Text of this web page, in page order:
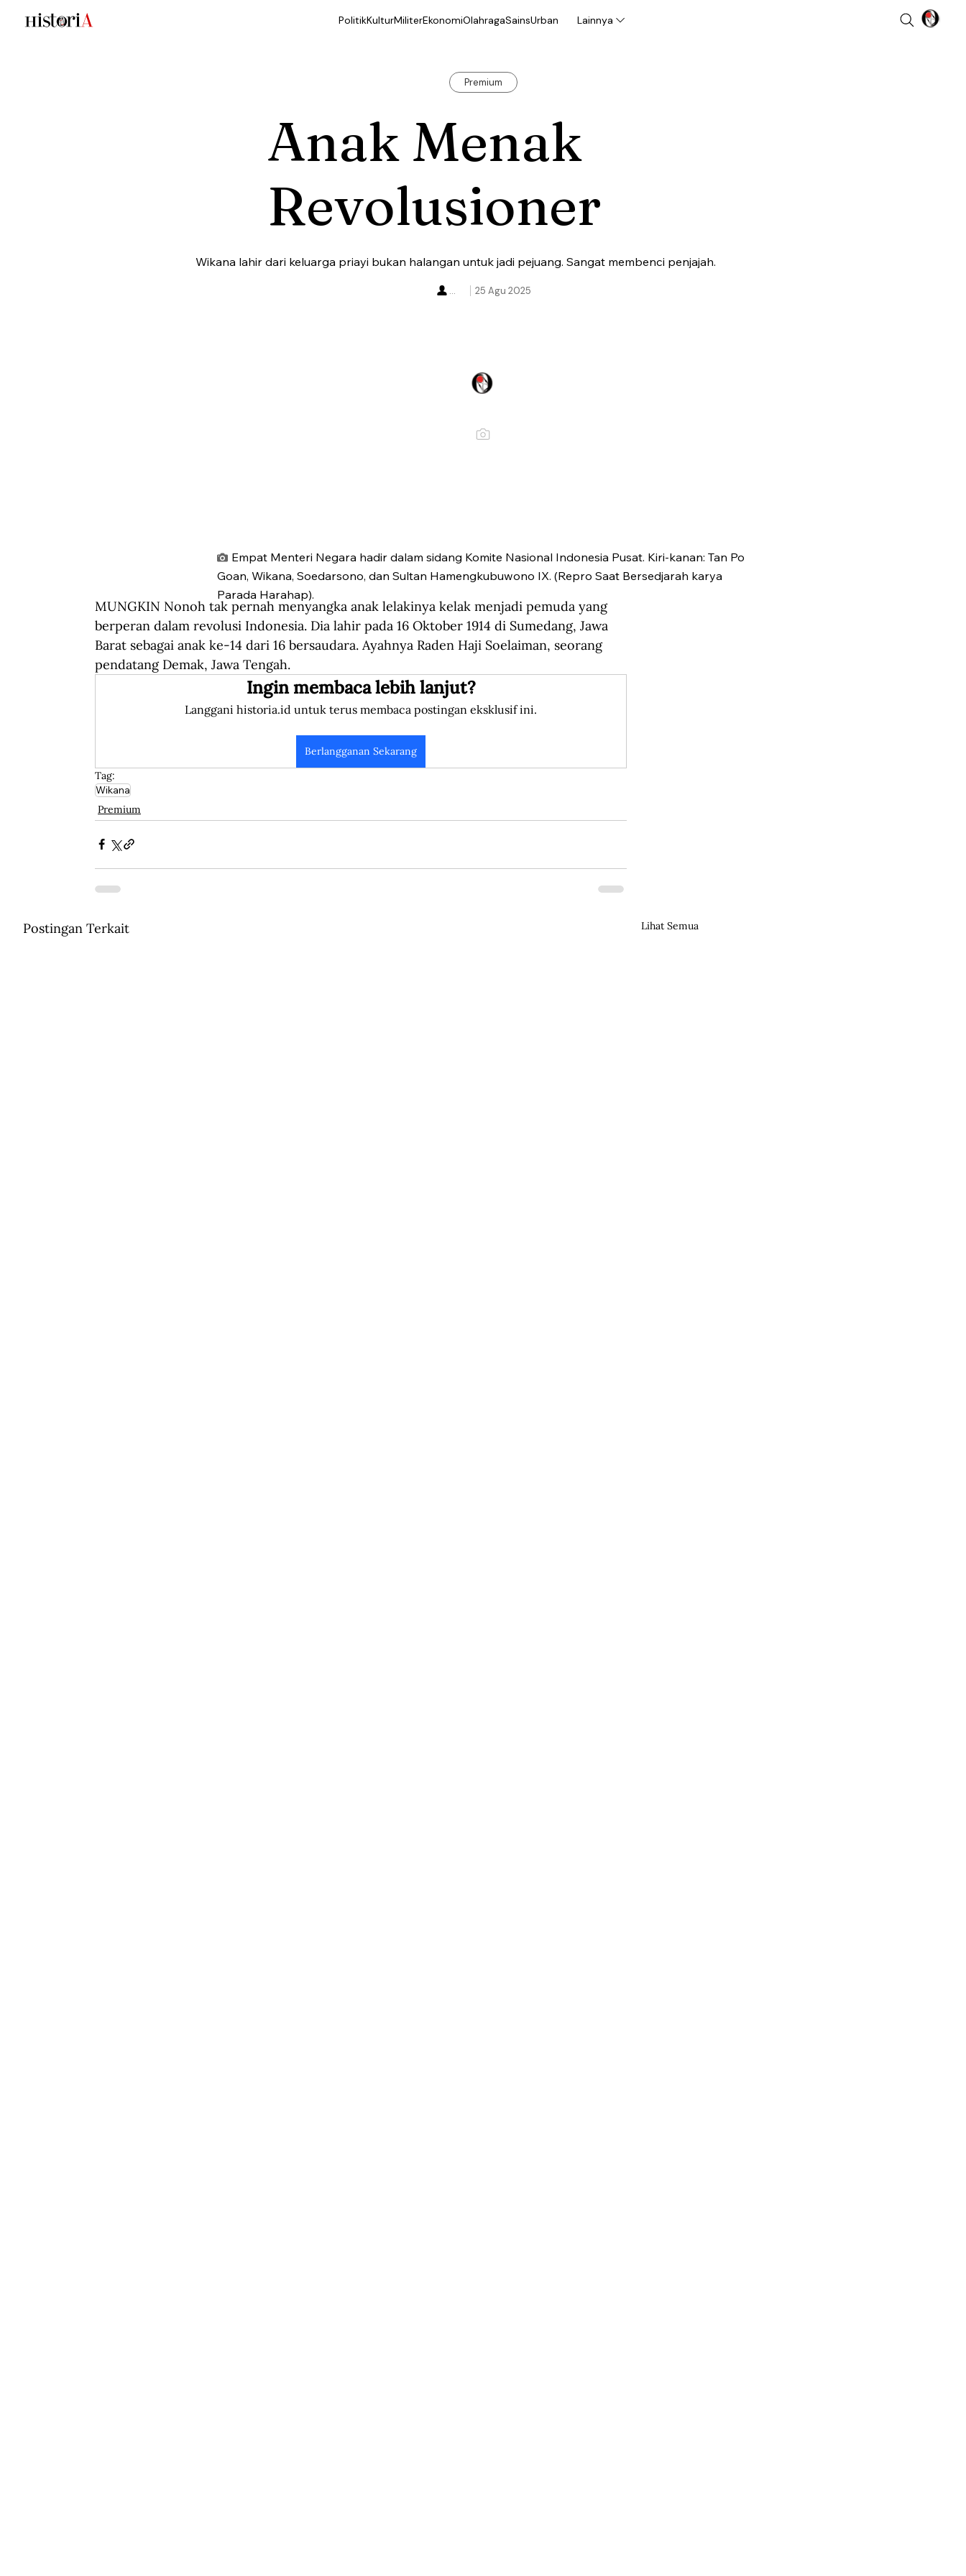
PolitikKulturMiliterEkonomiOlahragaSainsUrban Lainnya
Premium
Anak Menak
Revolusioner
Wikana lahir dari keluarga priayi bukan halangan untuk jadi pejuang. Sangat membenci penjajah.
25 Agu 2025
...
Empat Menteri Negara hadir dalam sidang Komite Nasional Indonesia Pusat. Kiri-kanan: Tan Po
Goan, Wikana, Soedarsono, dan Sultan Hamengkubuwono IX. (Repro Saat Bersedjarah karya
Parada Harahap).
MUNGKIN Nonoh tak pernah menyangka anak lelakinya kelak menjadi pemuda yang
berperan dalam revolusi Indonesia. Dia lahir pada 16 Oktober 1914 di Sumedang, Jawa
Barat sebagai anak ke-14 dari 16 bersaudara. Ayahnya Raden Haji Soelaiman, seorang
pendatang Demak, Jawa Tengah.
Ingin membaca lebih lanjut?
Langgani historia.id untuk terus membaca postingan eksklusif ini.
Berlangganan Sekarang
Tag:
Wikana
Premium
Postingan Terkait Lihat Semua